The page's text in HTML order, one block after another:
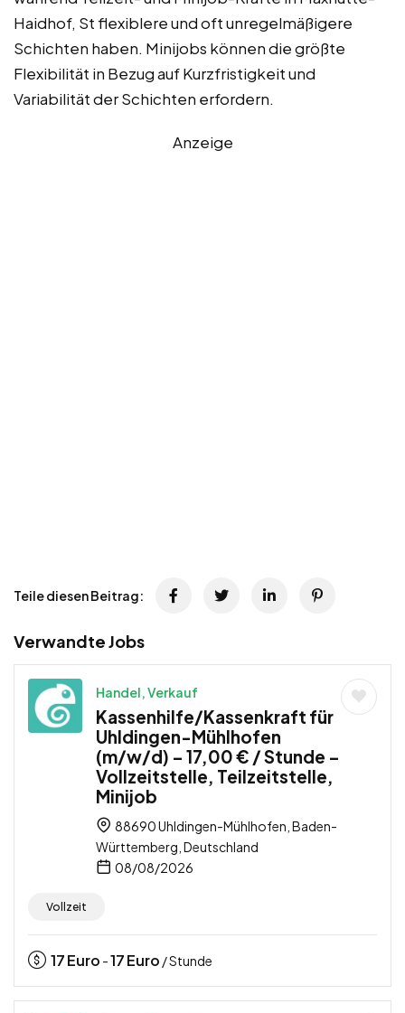
Haidhof, St flexiblere und oft unregelmäßigere
Schichten haben. Minijobs können die größte
Flexibilität in Bezug auf Kurzfristigkeit und
Variabilität der Schichten erfordern.
Anzeige
Teile diesen Beitrag:
Verwandte Jobs
Handel, Verkauf
Kassenhilfe/Kassenkraft für
Uhldingen-Mühlhofen
(m/w/d) – 17,00 € / Stunde –
Vollzeitstelle, Teilzeitstelle,
Minijob
88690 Uhldingen-Mühlhofen, Baden-
Württemberg, Deutschland
08/08/2026
Vollzeit
17Euro -17Euro / Stunde